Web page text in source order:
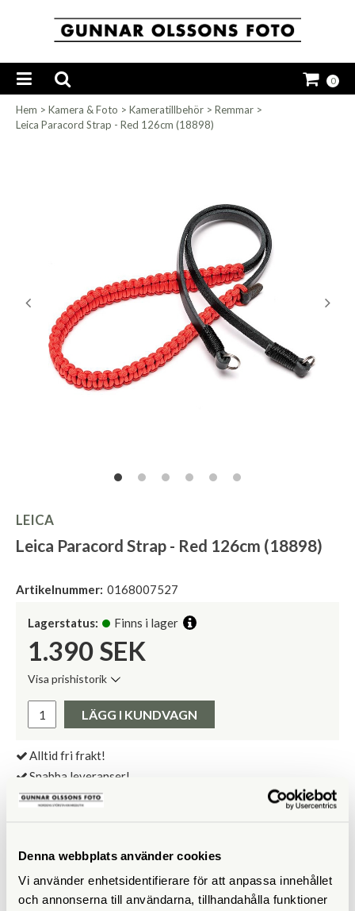
Denna webbplats använder cookies
Vi använder enhetsidentifierare för att anpassa innehållet
och annonserna till användarna, tillhandahålla funktioner
0
Hem > Kamera & Foto > Kameratillbehör > Remmar >
Leica Paracord Strap - Red 126cm (18898)
LEICA
Leica Paracord Strap - Red 126cm (18898)
Artikelnummer: 0168007527
Lagerstatus: Finns i lager
1.390 SEK
Visa prishistorik
Pris:
LÄGG I KUNDVAGN
Alltid fri frakt!
Snabba leveranser!
30 dagars öppet köp!
BESKRIVNING
Leica Paracord Strap är en robust rem av återanvänt
Paracord rep och är framtagen av Leica i sammarbete med